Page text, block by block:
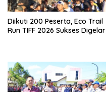
Diikuti 200 Peserta, Eco Trail
Run TIFF 2026 Sukses Digelar